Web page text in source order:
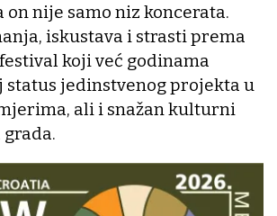
on nije samo niz koncerata.
iskustava i strasti prema
koji već godinama
status jedinstvenog projekta u
ali i snažan kulturni